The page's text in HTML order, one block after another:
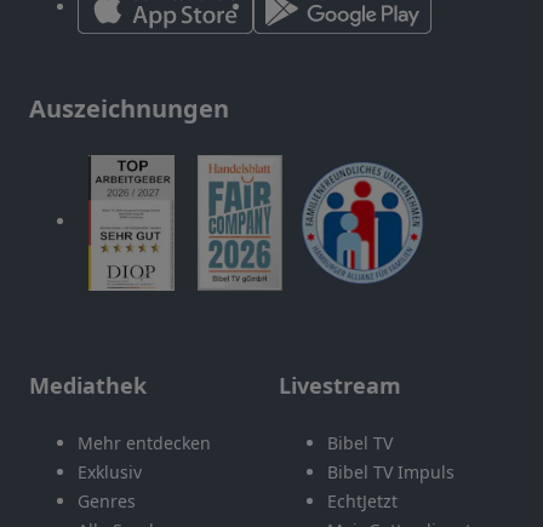
Auszeichnungen
Mediathek
Mehr entdecken
Exklusiv
Genres
Livestream
Bibel TV
Bibel TV Impuls
EchtJetzt